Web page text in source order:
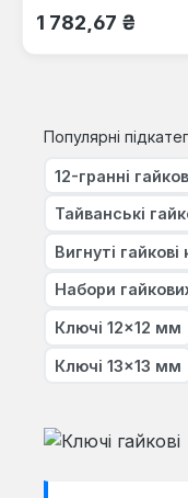
Звичайна ціна:
1 782,67 ₴
Популярні
12-гранні
Тайванські
Вигнуті гайкові
Набори
Ключі 12×12 мм
Ключі 13×13 мм